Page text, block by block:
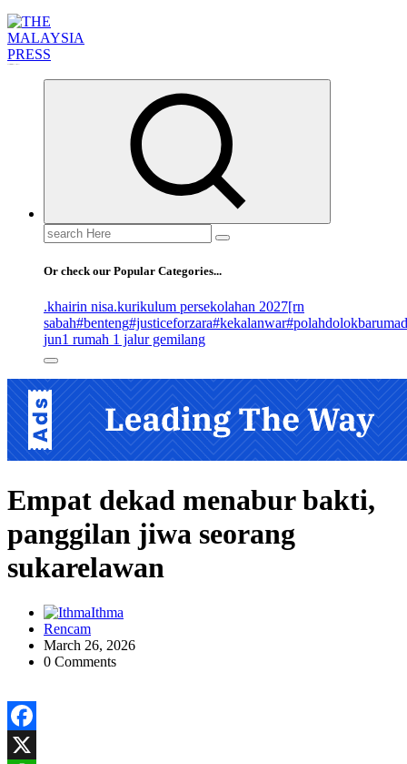
Search
for:
Or check our Popular Categories...
.khairin nisa.kurikulum persekolahan 2027[rn
sabah#benteng#justiceforzara#kekalanwar
jun1 rumah 1 jalur gemilang
Empat dekad menabur bakti,
panggilan jiwa seorang
sukarelawan
Ithma
Rencam
March 26, 2026
0 Comments
Facebook